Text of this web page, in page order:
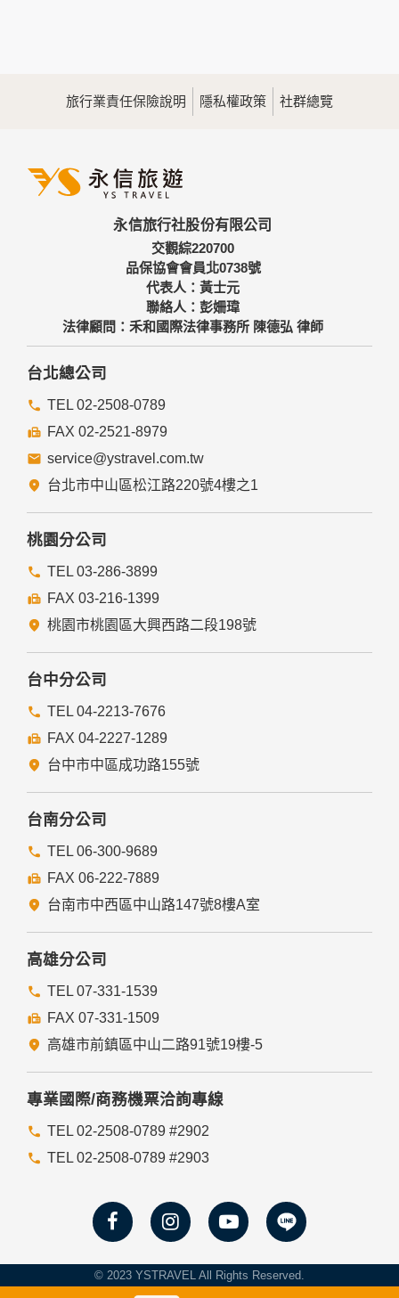
為提供精確的服務，我們會將收集的問卷調查內容進行統計與
分析，分析結果之統計數據或說明文字呈現，除供內部研究
三、資料之保護
備及必要的安全防護措施，加以保護網站及您的個人資料採用
嚴格的保護措施，只由經過授權的人員才能接觸您的個人資
料，相關處理人員皆簽有保密合約，如有違反保密義務者，將
會受到相關的法律處分。
如因業務需要有必要委託其他單位提供服務時，本網站亦會嚴
格要求其遵守保密義務，並且採取必要檢查程序以確定其將確
實遵守。
四、網站對外的相關連結
提供的連結，點選進入其他網站。但該連結網站不適用本網站
的隱私權保護政策，您必須參考該連結網站中的隱私權保護政
策。
五、與第三人共用個人資料之政策
本網站絕不會提供、交換、出租或出售任何您的個人資料給其
他個人、團體、私人企業或公務機關，但有法律依據或合約義
務者，不在此限。
前項但書之情形包括不限於：
經由您書面同意。
法律明文規定。
與公務機關或學術研究機構合作，基於公共利益為統計或學術
研究而有必要，且資料經過提供者處理或蒐集者依其揭露方式
無從識別特定之當事人。
當您在網站的行為，違反服務條款或可能損害或妨礙網站與其
揭露您的個人資料是為了辨識、聯絡或採取法律行動所必要
者。
本網站委託廠商協助蒐集、處理或利用您的個人資料時，將對
委外廠商或個人善盡監督管理之責。
六、Cookie之使用
為了提供您最佳的服務，本網站會在您的電腦中放置並取用我
們的Cookie，若您不願接受Cookie的寫入，您可在您使用的
瀏覽器功能項中設定隱私權等級為高，即可拒絕Cookie的寫
七、隱私權保護政策之修正
款將刊登於網站上。
旅行業責任保險說明 隱私權政策 社群總覽
永信旅行社股份有限公司
交觀綜220700
品保協會會員北0738號
代表人：黃士元
聯絡人：彭姍瑋
法律顧問：禾和國際法律事務所 陳德弘 律師
台北總公司
TEL 02-2508-0789
FAX 02-2521-8979
service@ystravel.com.tw
台北市中山區松江路220號4樓之1
桃園分公司
TEL 03-286-3899
FAX 03-216-1399
桃園市桃園區大興西路二段198號
台中分公司
TEL 04-2213-7676
FAX 04-2227-1289
台中市中區成功路155號
台南分公司
TEL 06-300-9689
FAX 06-222-7889
台南市中西區中山路147號8樓A室
高雄分公司
TEL 07-331-1539
FAX 07-331-1509
高雄市前鎮區中山二路91號19樓-5
專業國際/商務機票洽詢專線
TEL 02-2508-0789 #2902
TEL 02-2508-0789 #2903
© 2023 YSTRAVEL All Rights Reserved.